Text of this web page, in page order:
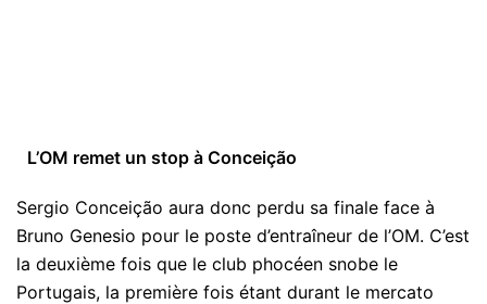
L’OM remet un stop à Conceição
Sergio Conceição aura donc perdu sa finale face à
Bruno Genesio pour le poste d’entraîneur de l’OM. C’est
la deuxième fois que le club phocéen snobe le
Portugais, la première fois étant durant le mercato